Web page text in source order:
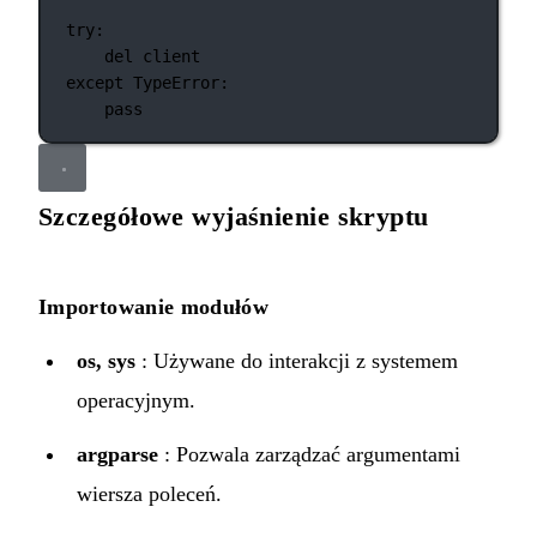
try:
del
client
except TypeError:
pass
Szczegółowe wyjaśnienie skryptu
Importowanie modułów
os, sys : Używane do interakcji z systemem
operacyjnym.
argparse : Pozwala zarządzać argumentami
wiersza poleceń.